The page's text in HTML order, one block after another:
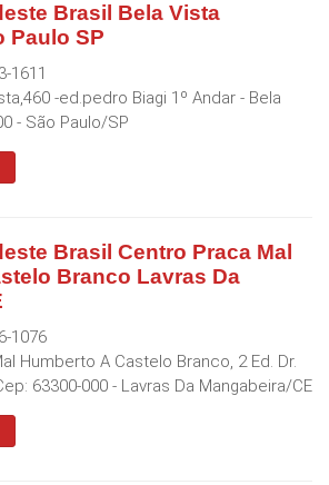
Brasil Bela Vista
Paulo SP
1611
-ed.pedro Biagi 1º Andar - Bela
- São Paulo/SP
Brasil Centro Praca Mal
Branco Lavras Da
1076
Humberto A Castelo Branco, 2 Ed. Dr.
63300-000 - Lavras Da Mangabeira/CE